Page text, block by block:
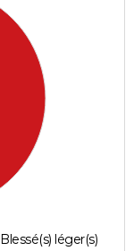
Blessé(s) léger(s)